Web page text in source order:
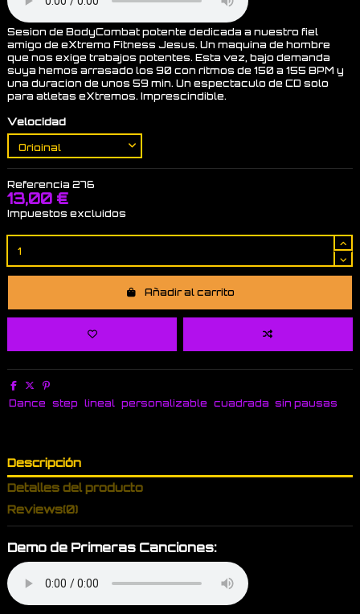
Sesion de BodyCombat potente dedicada a nuestro fiel
amigo de eXtremo Fitness Jesus. Un maquina de hombre
que nos exige trabajos potentes. Esta vez, bajo demanda
suya hemos arrasado los 90 con ritmos de 150 a 155 BPM y
una duracion de unos 59 min. Un espectaculo de CD solo
para atletas eXtremos. Imprescindible.
Velocidad
Referencia 276
13,00 €
Impuestos excluidos
Añadir al carrito
Dance step lineal personalizable cuadrada sin pausas
Descripción
Detalles del producto
Reviews(0)
Demo de Primeras Canciones: